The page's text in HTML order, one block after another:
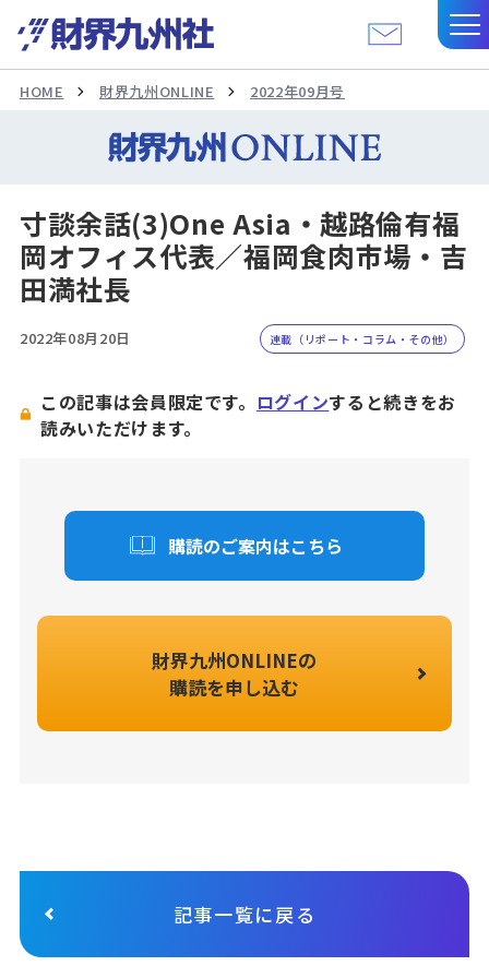
HOME 財界九州ONLINE 2022年09月号
寸談余話(3)One Asia・越路倫有福
岡オフィス代表／福岡食肉市場・吉
田満社長
2022年08月20日 連載（リポート・コラム・その他）
この記事は会員限定です。 ログインすると続きをお
読みいただけます。
購読のご案内はこちら
財界九州ONLINEの
購読を申し込む
記事一覧に戻る